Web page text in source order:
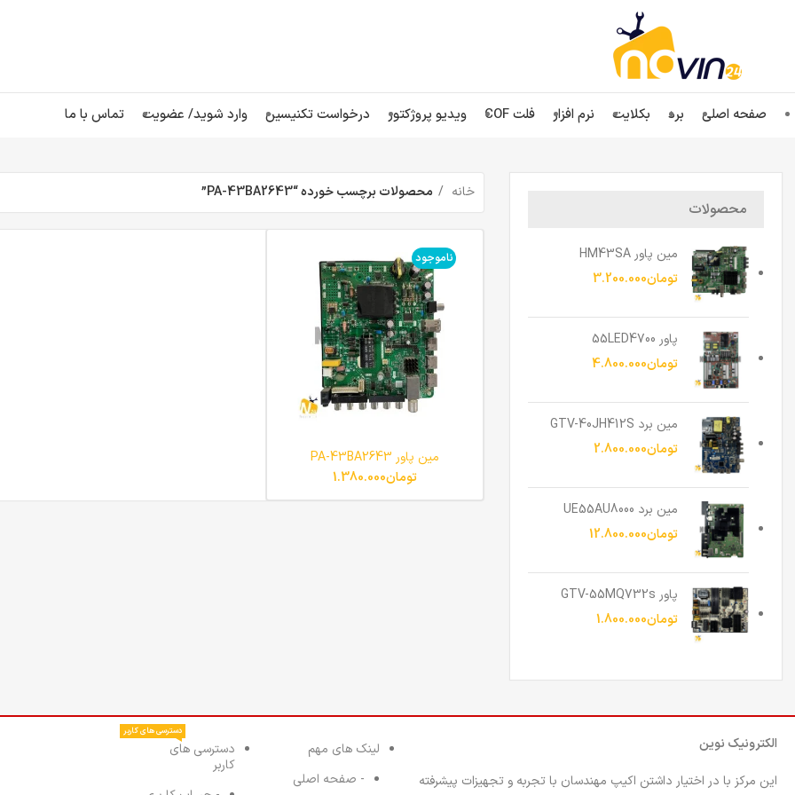
صفحه اصلی برد بکلایت نرم افزار فلت COF ویدیو پروژکتور درخواست تکنیسین وارد شوید/ عضویت تماس با ما
محصولات
مین پاور HM43SA
تومان3.200.000
پاور 55LED4700
تومان4.800.000
مین برد GTV-40JH412S
تومان2.800.000
مین برد UE55AU8000
تومان12.800.000
پاور GTV-55MQ732s
تومان1.800.000
خانه محصولات برچسب خورده “PA-43BA2643”
ناموجود
مین پاور PA-43BA2643
تومان1.380.000
الکترونیک نوین
این مرکز با در اختیار داشتن اکیپ مهندسان با تجربه و تجهیزات پیشرفته
لینک های مهم
- صفحه اصلی
دسترسی های
کاربر
دسترسی های کاربر